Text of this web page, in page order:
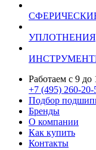
Работаем с 9 до
+7 (495) 260-20-
Подбор
Бренды
О компании
Как купить
Контакты